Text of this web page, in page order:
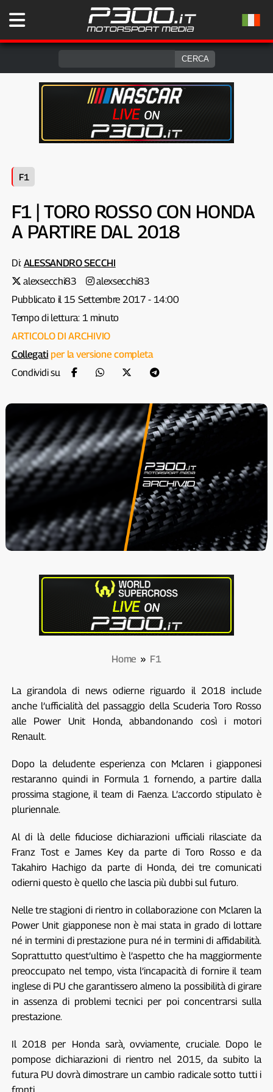
F1
F1 | TORO ROSSO CON HONDA
A PARTIRE DAL 2018
Di: ALESSANDRO SECCHI
alexsecchi83
alexsecchi83
Pubblicato il 15 Settembre 2017 - 14:00
Tempo di lettura: 1 minuto
ARTICOLO DI ARCHIVIO
Collegati per la versione completa
Condividi su
Home » F1
La girandola di news odierne riguardo il 2018 include
anche l’ufficialità del passaggio della Scuderia Toro Rosso
alle Power Unit Honda, abbandonando così i motori
Renault.
Dopo la deludente esperienza con Mclaren i giapponesi
restaranno quindi in Formula 1 fornendo, a partire dalla
prossima stagione, il team di Faenza. L’accordo stipulato è
pluriennale.
Al di là delle fiduciose dichiarazioni ufficiali rilasciate da
Franz Tost e James Key da parte di Toro Rosso e da
Takahiro Hachigo da parte di Honda, dei tre comunicati
odierni questo è quello che lascia più dubbi sul futuro.
Nelle tre stagioni di rientro in collaborazione con Mclaren la
Power Unit giapponese non è mai stata in grado di lottare
né in termini di prestazione pura né in termini di affidabilità.
Soprattutto quest’ultimo è l’aspetto che ha maggiormente
preoccupato nel tempo, vista l’incapacità di fornire il team
inglese di PU che garantissero almeno la possibilità di girare
in assenza di problemi tecnici per poi concentrarsi sulla
prestazione.
Il 2018 per Honda sarà, ovviamente, cruciale. Dopo le
pompose dichiarazioni di rientro nel 2015, da subito la
futura PU dovrà dimostrare un cambio radicale sotto tutti i